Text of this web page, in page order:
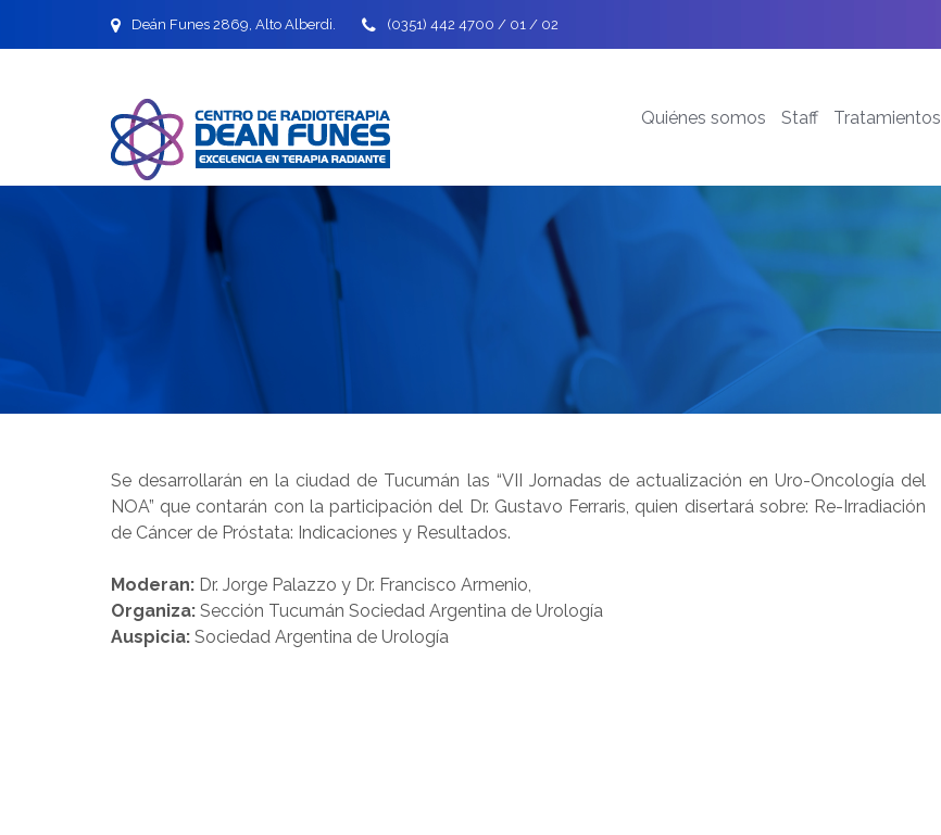
Deán Funes 2869, Alto Alberdi. (0351) 442 4700 / 01 / 02
Quiénes somos Staff Tratamientos
Se desarrollarán en la ciudad de Tucumán las “VII Jornadas de actualización en Uro-Oncología del
NOA” que contarán con la participación del Dr. Gustavo Ferraris, quien disertará sobre: Re-Irradiación
de Cáncer de Próstata: Indicaciones y Resultados.
Moderan: Dr. Jorge Palazzo y Dr. Francisco Armenio,
Organiza: Sección Tucumán Sociedad Argentina de Urología
Auspicia: Sociedad Argentina de Urología